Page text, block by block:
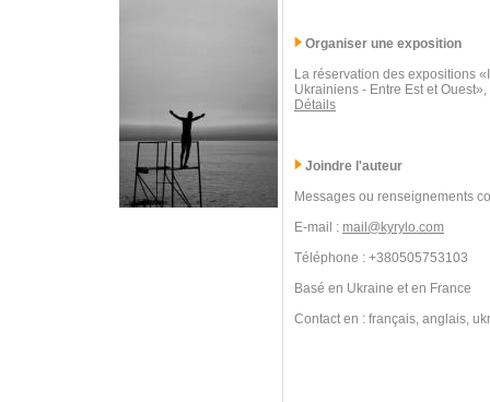
Organiser une exposition
La réservation des expositions
Ukrainiens - Entre Est et
Détails
Joindre l'auteur
Messages ou renseignements
E-mail : mail@kyrylo.com
Téléphone : +380505753103
Basé en Ukraine et en France
Contact en : français, anglais,